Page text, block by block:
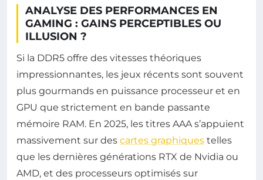
ANALYSE DES PERFORMANCES EN
GAMING : GAINS PERCEPTIBLES OU
ILLUSION ?
Si la DDR5 offre des vitesses théoriques
impressionnantes, les jeux récents sont souvent
plus gourmands en puissance processeur et en
GPU que strictement en bande passante
mémoire RAM. En 2025, les titres AAA s’appuient
massivement sur des cartes graphiques telles
que les dernières générations RTX de Nvidia ou
AMD, et des processeurs optimisés sur